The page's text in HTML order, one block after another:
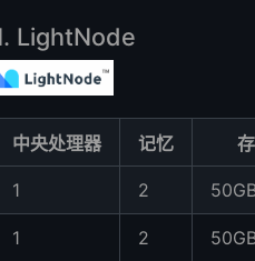
LightNode
中央处理器 记忆
1 2
1 2